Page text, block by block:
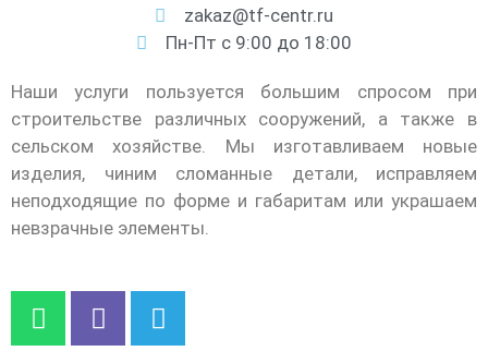
zakaz@tf-centr.ru
Пн-Пт с 9:00 до 18:00
Наши услуги пользуется большим спросом при
строительстве различных сооружений, а также в
сельском хозяйстве. Мы изготавливаем новые
изделия, чиним сломанные детали, исправляем
неподходящие по форме и габаритам или украшаем
невзрачные элементы.